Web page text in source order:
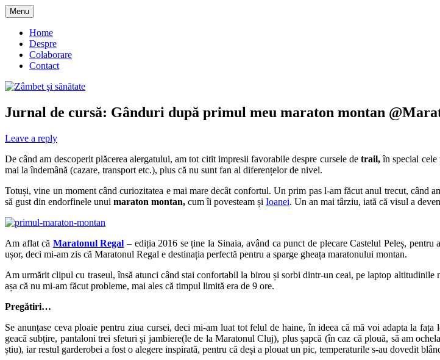
Skip
to
content
Zâmbet şi sănătate
Menu
Home
Despre
Colaborare
Contact
Jurnal de cursă: Gânduri după primul meu maraton montan
Leave a reply
De când am descoperit plăcerea alergatului, am tot citit impresii favorabile despre cursele de trail,în special cele
mai la îndemână (cazare, transport etc.), plus că nu sunt fan al diferențelor de nivel.
Totuși, vine un moment când curiozitatea e mai mare decât confortul. Un prim pas l-am făcut anul trecut, când
să gust din endorfinele unui maraton montan, cum îi povesteam și Ioanei. Un an mai târziu, iată că visul a
Am aflat că Maratonul Regal – ediția 2016 se ține la Sinaia, având ca punct de plecare Castelul Peleș,
ușor, deci mi-am zis că Maratonul Regal e destinația perfectă pentru a sparge gheața maratonului montan.
Am urmărit clipul cu traseul, însă atunci când stai confortabil la birou și sorbi dintr-un ceai, pe laptop
așa că nu mi-am făcut probleme, mai ales că timpul limită era de 9 ore.
Pregătiri…
Se anunțase ceva ploaie pentru ziua cursei, deci mi-am luat tot felul de haine, în ideea că mă voi adapta la
geacă subțire, pantaloni trei sfeturi și jambiere(le de la Maratonul Cluj), plus șapcă (în caz că plouă, să am
știu), iar restul garderobei a fost o alegere inspirată, pentru că deși a plouat un pic, temperaturile s-au dovedit